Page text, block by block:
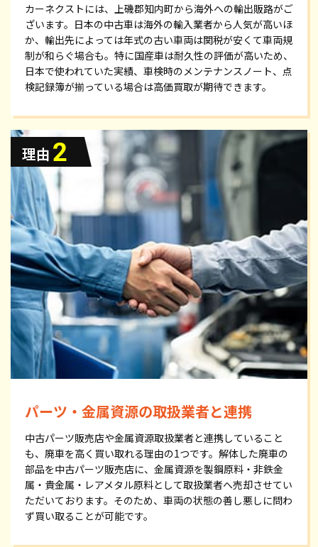
カーネクストには、上磯郡知内町から海外への輸出販路がご
ざいます。日本の中古車は海外の輸入業者から人気が高いほ
か、輸出先によっては年式の古い車両は関税が安くて車両規
制が和らぐ場合も。特に国産車は耐久性の評価が高いため、
日本で使われていた実績、車検時のメンテナンスノート、点
検記録簿が揃っている場合は高価買取が期待できます。
パーツ・金属資源の取扱業者と連携
中古パーツ販売店や金属資源取扱業者と連携していること
も、廃車を高く買い取れる理由の1つです。解体した廃車の
部品を中古パーツ販売店に、金属資源を製鋼原料・非鉄金
属・貴金属・レアメタル原料として取扱業者へ売却させてい
ただいております。そのため、車両の状態の善し悪しに問わ
ず買い取ることが可能です。